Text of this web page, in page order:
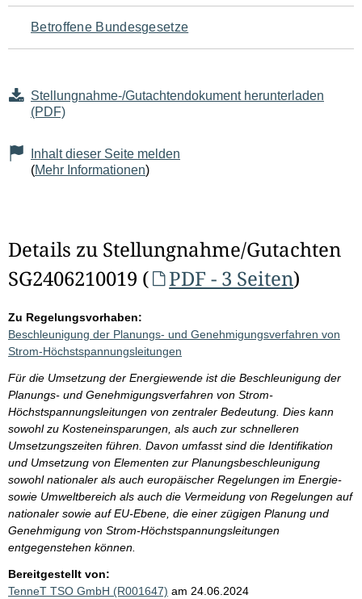
Betroffene Bundesgesetze
Stellungnahme-/Gutachtendokument herunterladen
(PDF)
Inhalt dieser Seite melden
(Mehr Informationen)
Details zu Stellungnahme/Gutachten
SG2406210019 (
PDF - 3 Seiten)
Zu Regelungsvorhaben:
Beschleunigung der Planungs- und Genehmigungsverfahren von
Strom-Höchstspannungsleitungen
Für die Umsetzung der Energiewende ist die Beschleunigung der
Planungs- und Genehmigungsverfahren von Strom-
Höchstspannungsleitungen von zentraler Bedeutung. Dies kann
sowohl zu Kosteneinsparungen, als auch zur schnelleren
Umsetzungszeiten führen. Davon umfasst sind die Identifikation
und Umsetzung von Elementen zur Planungsbeschleunigung
sowohl nationaler als auch europäischer Regelungen im Energie-
sowie Umweltbereich als auch die Vermeidung von Regelungen auf
nationaler sowie auf EU-Ebene, die einer zügigen Planung und
Genehmigung von Strom-Höchstspannungsleitungen
entgegenstehen können.
Bereitgestellt von:
TenneT TSO GmbH (R001647) am 24.06.2024